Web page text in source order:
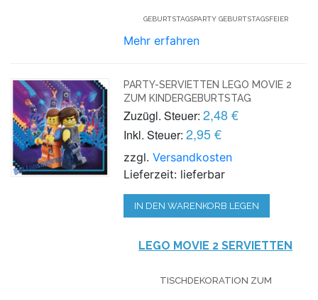
GEBURTSTAGSPARTY GEBURTSTAGSFEIER
Mehr erfahren
PARTY-SERVIETTEN LEGO MOVIE 2
ZUM KINDERGEBURTSTAG
Zuzügl. Steuer: 2,48 €
Inkl. Steuer: 2,95 €
zzgl.Versandkosten
Lieferzeit: lieferbar
IN DEN WARENKORB LEGEN
LEGO MOVIE 2 SERVIETTEN
TISCHDEKORATION ZUM